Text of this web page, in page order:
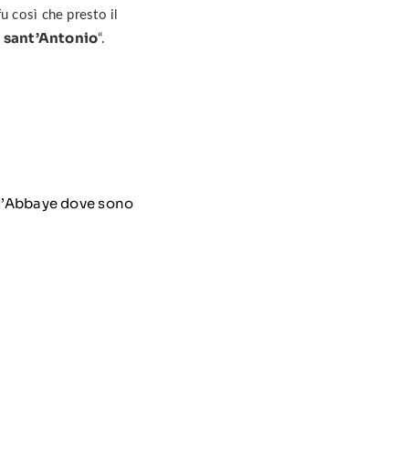
così che presto il
“.
dove sono